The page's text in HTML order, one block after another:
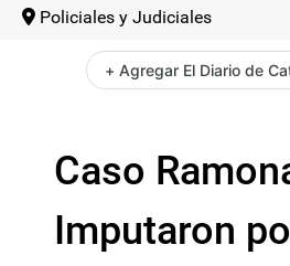
Policiales y Judiciales
+ Agregar El Diario de
Caso
Imputaron